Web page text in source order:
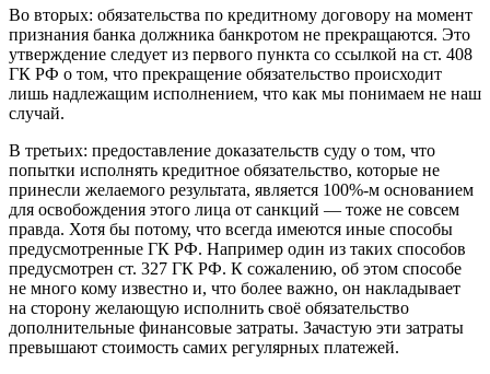
Во вторых: обязательства по кредитному договору на момент
признания банка должника банкротом не прекращаются. Это
утверждение следует из первого пункта со ссылкой на ст. 408
ГК РФ о том, что прекращение обязательство происходит
лишь надлежащим исполнением, что как мы понимаем не наш
случай.
В третьих: предоставление доказательств суду о том, что
попытки исполнять кредитное обязательство, которые не
принесли желаемого результата, является 100%-м основанием
для освобождения этого лица от санкций — тоже не совсем
правда. Хотя бы потому, что всегда имеются иные способы
предусмотренные ГК РФ. Например один из таких способов
предусмотрен ст. 327 ГК РФ. К сожалению, об этом способе
не много кому известно и, что более важно, он накладывает
на сторону желающую исполнить своё обязательство
дополнительные финансовые затраты. Зачастую эти затраты
превышают стоимость самих регулярных платежей.